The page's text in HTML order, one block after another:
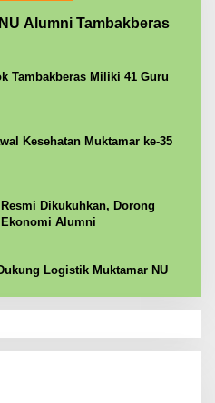
Alumni Tambakberas
Tambakberas Miliki 41 Guru
Kesehatan Muktamar ke-35
Resmi Dikukuhkan, Dorong
Alumni
Logistik Muktamar NU